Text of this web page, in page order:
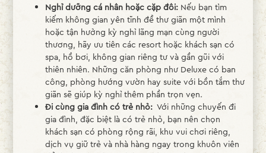
Nghỉ dưỡng cá nhân hoặc cặp đôi:Nếu bạn tìm
kiếm không gian yên tĩnh để thư giãn một mình
hoặc tận hưởng kỳ nghỉ lãng mạn cùng người
thương, hãy ưu tiên các resort hoặc khách sạn có
spa, hồ bơi, không gian riêng tư và gần gũi với
thiên nhiên. Những căn phòng như Deluxe có ban
công, phòng hướng vườn hay suite với bồn tắm thư
giãn sẽ giúp kỳ nghỉ thêm phần trọn vẹn.
Đi cùng gia đình có trẻ nhỏ: Với những chuyến đi
gia đình, đặc biệt là có trẻ nhỏ, bạn nên chọn
khách sạn có phòng rộng rãi, khu vui chơi riêng,
dịch vụ giữ trẻ và nhà hàng ngay trong khuôn viên